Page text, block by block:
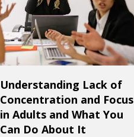
Understanding Lack of
Concentration and Focus
in Adults and What You
Can Do About It